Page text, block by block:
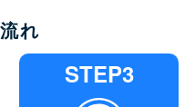
れ
STEP3